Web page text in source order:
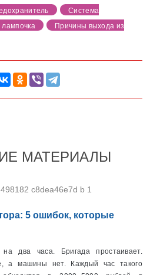
Система
лампочка
Причины выхода из
МАТЕРИАЛЫ
5 ошибок, которые
два часа. Бригада простаивает.
а машины нет. Каждый час такого